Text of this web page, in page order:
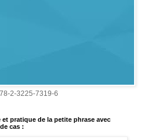
2-3225-7319-6
et pratique de la petite phrase avec
cas :